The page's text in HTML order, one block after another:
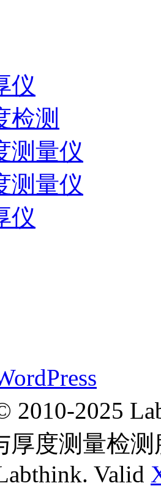
仪
检测
测量仪
测量仪
仪
2010-2025
厚度测量检
Valid